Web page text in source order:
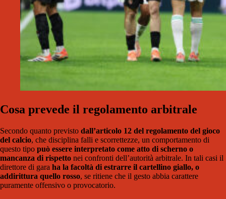
Cosa prevede il regolamento arbitrale
Secondo quanto previsto dall’articolo 12 del regolamento del gioco
del calcio, che disciplina falli e scorrettezze, un comportamento di
questo tipo può essere interpretato come atto di scherno o
mancanza di rispetto nei confronti dell’autorità arbitrale. In tali casi il
direttore di gara ha la facoltà di estrarre il cartellino giallo, o
addirittura quello rosso, se ritiene che il gesto abbia carattere
puramente offensivo o provocatorio.